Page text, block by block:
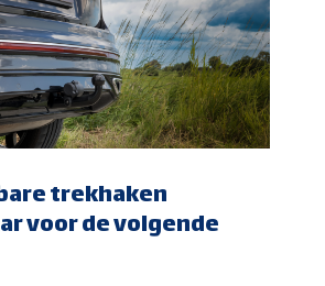
trekhaken
voor de volgende